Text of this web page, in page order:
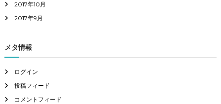
2017年10月
2017年9月
メタ情報
ログイン
投稿フィード
コメントフィード